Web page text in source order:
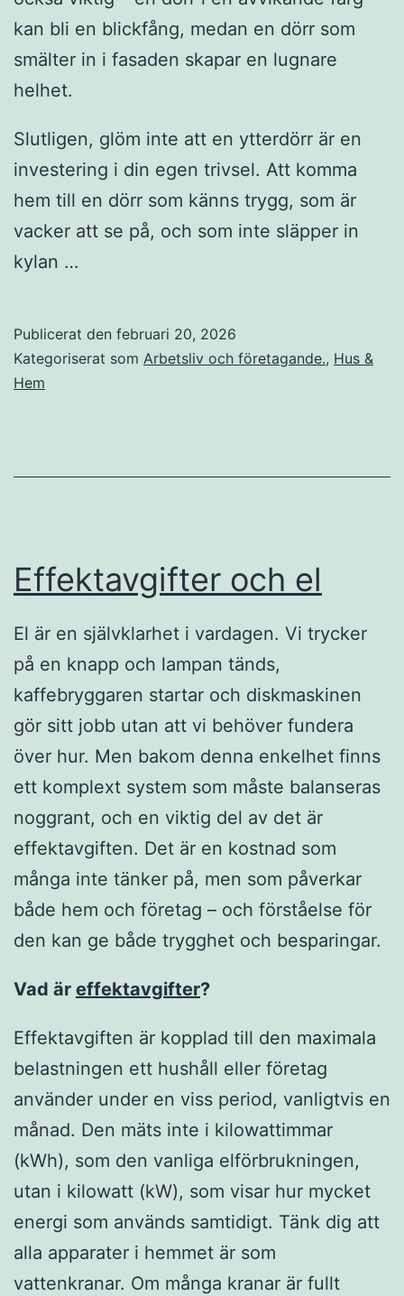
kan bli en blickfång, medan en dörr som
smälter in i fasaden skapar en lugnare
helhet.
Slutligen, glöm inte att en ytterdörr är en
investering i din egen trivsel. Att komma
hem till en dörr som känns trygg, som är
vacker att se på, och som inte släpper in
kylan …
Publicerat den februari 20, 2026
Kategoriserat som Arbetsliv och företagande., Hus &
Hem
Effektavgifter och el
El är en självklarhet i vardagen. Vi trycker
på en knapp och lampan tänds,
kaffebryggaren startar och diskmaskinen
gör sitt jobb utan att vi behöver fundera
över hur. Men bakom denna enkelhet finns
ett komplext system som måste balanseras
noggrant, och en viktig del av det är
effektavgiften. Det är en kostnad som
många inte tänker på, men som påverkar
både hem och företag – och förståelse för
den kan ge både trygghet och besparingar.
Vad är effektavgifter?
Effektavgiften är kopplad till den maximala
belastningen ett hushåll eller företag
använder under en viss period, vanligtvis en
månad. Den mäts inte i kilowattimmar
(kWh), som den vanliga elförbrukningen,
utan i kilowatt (kW), som visar hur mycket
energi som används samtidigt. Tänk dig att
alla apparater i hemmet är som
vattenkranar. Om många kranar är fullt